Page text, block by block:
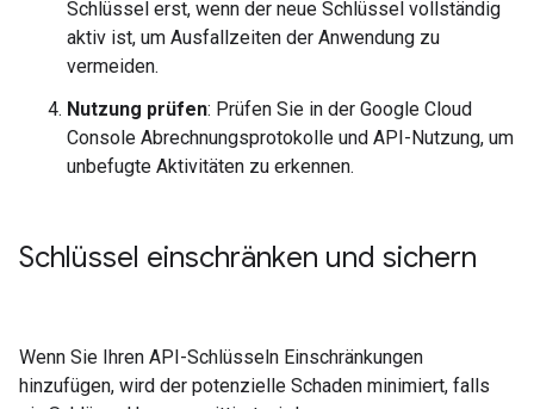
Schlüssel erst, wenn der neue Schlüssel vollständig
aktiv ist, um Ausfallzeiten der Anwendung zu
vermeiden.
Nutzung prüfen: Prüfen Sie in der Google Cloud
Console Abrechnungsprotokolle und API-Nutzung, um
unbefugte Aktivitäten zu erkennen.
Schlüssel einschränken und sichern
Wenn Sie Ihren API-Schlüsseln Einschränkungen
hinzufügen, wird der potenzielle Schaden minimiert, falls